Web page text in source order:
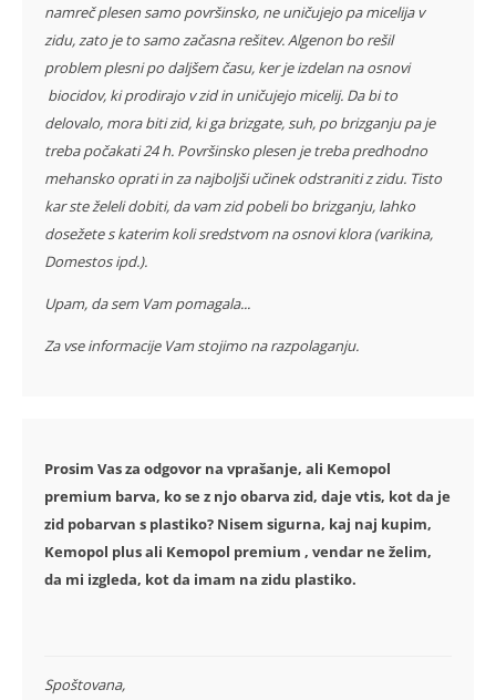
namreč plesen samo površinsko, ne uničujejo pa micelija v
zidu, zato je to samo začasna rešitev. Algenon bo rešil
problem plesni po daljšem času, ker je izdelan na osnovi
biocidov, ki prodirajo v zid in uničujejo micelij. Da bi to
delovalo, mora biti zid, ki ga brizgate, suh, po brizganju pa je
treba počakati 24 h. Površinsko plesen je treba predhodno
mehansko oprati in za najboljši učinek odstraniti z zidu. Tisto
kar ste želeli dobiti, da vam zid pobeli bo brizganju, lahko
dosežete s katerim koli sredstvom na osnovi klora (varikina,
Domestos ipd.).
Upam, da sem Vam pomagala...
Za vse informacije Vam stojimo na razpolaganju.
Prosim Vas za odgovor na vprašanje, ali Kemopol
premium barva, ko se z njo obarva zid, daje vtis, kot da je
zid pobarvan s plastiko? Nisem sigurna, kaj naj kupim,
Kemopol plus ali Kemopol premium , vendar ne želim,
da mi izgleda, kot da imam na zidu plastiko.
Spoštovana,